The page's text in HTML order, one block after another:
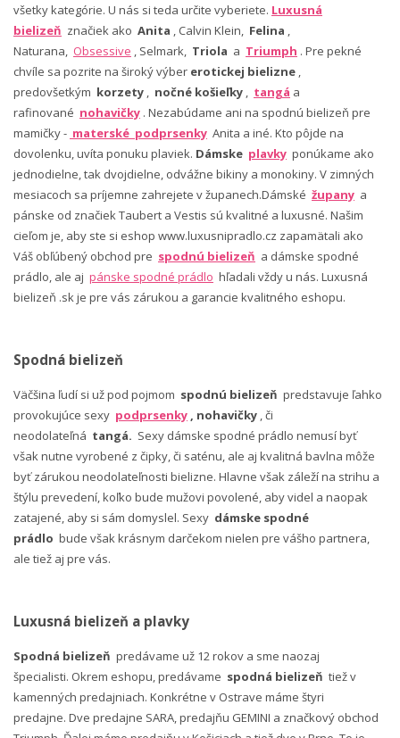
všetky kategórie. U nás si teda určite vyberiete. Luxusná
bielizeň značiek ako Anita , Calvin Klein, Felina ,
Naturana, Obsessive , Selmark, Triola a Triumph . Pre pekné
chvíle sa pozrite na široký výber erotickej bielizne ,
predovšetkým korzety , nočné košieľky , tangá a
rafinované nohavičky . Nezabúdame ani na spodnú bielizeň pre
mamičky - materské podprsenky Anita a iné. Kto pôjde na
dovolenku, uvíta ponuku plaviek. Dámske plavky ponúkame ako
jednodielne, tak dvojdielne, odvážne bikiny a monokiny. V zimných
mesiacoch sa príjemne zahrejete v županech.Dámské župany a
pánske od značiek Taubert a Vestis sú kvalitné a luxusné. Našim
cieľom je, aby ste si eshop www.luxusnipradlo.cz zapamätali ako
Váš obľúbený obchod pre spodnú bielizeň a dámske spodné
prádlo, ale aj pánske spodné prádlo hľadali vždy u nás. Luxusná
bielizeň .sk je pre vás zárukou a garancie kvalitného eshopu.
Spodná bielizeň
Väčšina ľudí si už pod pojmom spodnú bielizeň predstavuje ľahko
provokujúce sexy podprsenky , nohavičky , či
neodolateľná tangá. Sexy dámske spodné prádlo nemusí byť
však nutne vyrobené z čipky, či saténu, ale aj kvalitná bavlna môže
byť zárukou neodolateľnosti bielizne. Hlavne však záleží na strihu a
štýlu prevedení, koľko bude mužovi povolené, aby videl a naopak
zatajené, aby si sám domyslel. Sexy dámske spodné
prádlo bude však krásnym darčekom nielen pre vášho partnera,
ale tiež aj pre vás.
Luxusná bielizeň a plavky
Spodná bielizeň predávame už 12 rokov a sme naozaj
špecialisti. Okrem eshopu, predávame spodná bielizeň tiež v
kamenných predajniach. Konkrétne v Ostrave máme štyri
predajne. Dve predajne SARA, predajňu GEMINI a značkový obchod